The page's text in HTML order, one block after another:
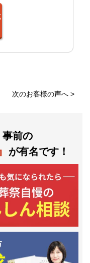
次のお客様の声へ>
事前の
が有名です！